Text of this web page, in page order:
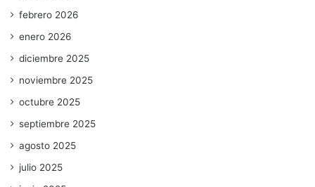
febrero 2026
enero 2026
diciembre 2025
noviembre 2025
octubre 2025
septiembre 2025
agosto 2025
julio 2025